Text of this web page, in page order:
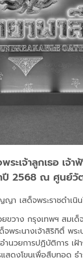
เจ้าลูกเธอ เจ้
ปี 2568 ณ ศูนย์
า เสด็จพระราชดำเ
าง กรุงเทพฯ สมเ
พระนางเจ้าสิริกิติ์ พ
ยการปฏิบัติการ เฝ้า
ดงโขนเพื่อสืบทอด